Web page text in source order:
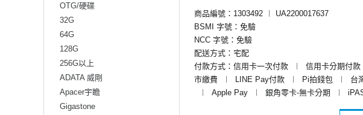
OTG/硬碟
32G
64G
128G
256G以上
ADATA 威剛
Apacer宇瞻
Gigastone
商品編號：1303492 ︱
UA2200017637
BSMI 字號：免驗
NCC 字號：免驗
配送方式：宅配
付款方式：信用卡一次付款
︱ 信用卡分期付款
市繳費
︱ LINE Pay付款 ︱ Pi拍錢包 ︱ 台
︱
Apple Pay ︱ 銀角零卡-無卡分期 ︱